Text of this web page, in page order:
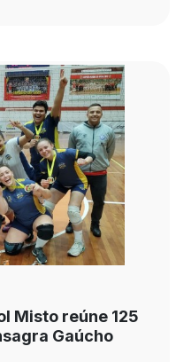
Misto reúne 125
Gaúcho